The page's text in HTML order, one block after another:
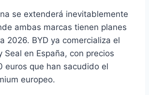
se extenderá inevitablemente
ambas marcas tienen planes
2026. BYD ya comercializa el
Seal en España, con precios
euros que han sacudido el
europeo.